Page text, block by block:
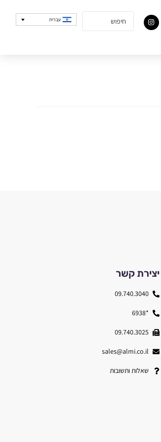
עברית
יצירת קשר
09.740.3040
*6938
09.740.3025
sales@almi.co.il
שאלות ותשובות